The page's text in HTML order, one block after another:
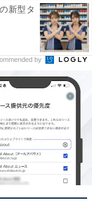
新型タ
by